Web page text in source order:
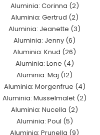
Aluminia: Corinna (2)
Aluminia: Gertrud (2)
Aluminia: Jeanette (3)
Aluminia: Jenny (6)
Aluminia: Knud (26)
Aluminia: Lone (4)
Aluminia: Maj (12)
Aluminia: Morgenfrue (4)
Aluminia: Musselmalet (2)
Aluminia: Nucella (2)
Aluminia: Poul (5)
Aluminia: Prunella (9)